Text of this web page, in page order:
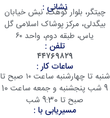
نشانی :
چیتگر، بلوار کوهک، نبش خیابان
بیگدلی، مرکز پوشاک اسلامی گل
یاس، طبقه دوم، واحد ۶۰
تلفن :
۴۴۷۶۹۸۲۹
ساعات کار :
شنبه تا چهارشنبه ساعت ۱۰ صبح تا
9 شب پنجشنبه و جمعه ساعت 10
صبح تا 9:30 شب
مسیریابی با :